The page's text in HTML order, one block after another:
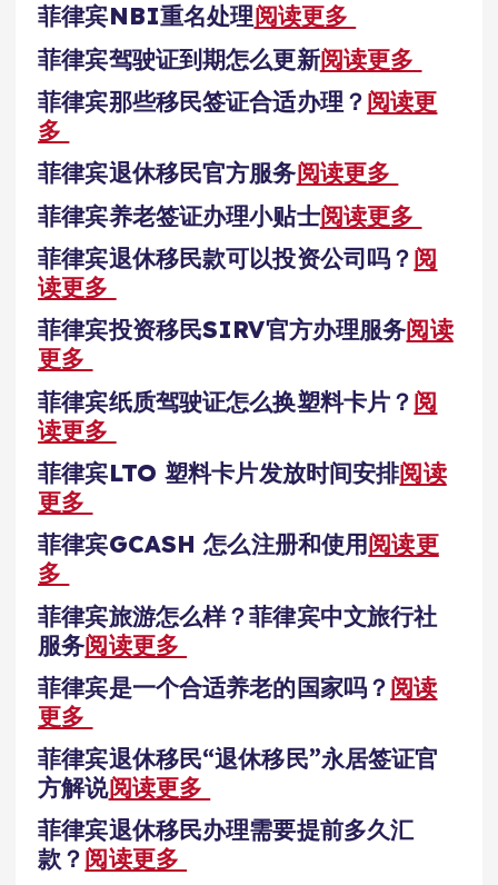
菲律宾NBI重名处理阅读更多
菲律宾驾驶证到期怎么更新阅读更多
菲律宾那些移民签证合适办理？阅读更
多
菲律宾退休移民官方服务阅读更多
菲律宾养老签证办理小贴士阅读更多
菲律宾退休移民款可以投资公司吗？阅
读更多
菲律宾投资移民SIRV官方办理服务阅读
更多
菲律宾纸质驾驶证怎么换塑料卡片？阅
读更多
菲律宾LTO 塑料卡片发放时间安排阅读
更多
菲律宾GCASH 怎么注册和使用阅读更
多
菲律宾旅游怎么样？菲律宾中文旅行社
服务阅读更多
菲律宾是一个合适养老的国家吗？阅读
更多
菲律宾退休移民“退休移民”永居签证官
方解说阅读更多
菲律宾退休移民办理需要提前多久汇
款？阅读更多